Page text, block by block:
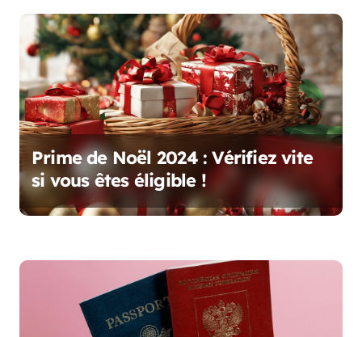
t
i
c
l
ePrime de Noël 2024 : Vérifiez vite
si vous êtes éligible !